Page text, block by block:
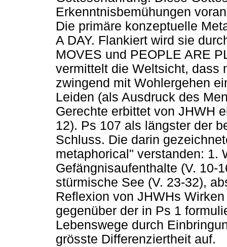
Erkenntnisbemühungen
Die primäre konzeptuelle
A DAY. Flankiert wird sie
MOVES und PEOPLE ARE
vermittelt die Weltsicht, dass
zwingend mit Wohlergehen
Leiden (als Ausdruck des
Gerechte erbittet von JHWH
12). Ps 107 als längster der
Schluss. Die darin
metaphorical" verstanden: 1.
Gefängnisaufenthalte (V. 10-
stürmische See (V. 23-32),
Reflexion von JHWHs
gegenüber der in Ps 1
Lebenswege durch
grösste Differenziertheit auf.